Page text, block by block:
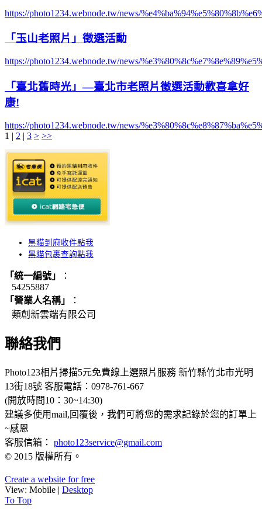
https://photo1234.webnode.tw/news/
「玉山老照片」徵選活動
https://photo1234.webnode.tw/news/
「臺北舊時光」—臺北市老照片徵選活動歡喜拿好
康!
https://photo1234.webnode.tw/news/
1 | 2 | 3 > >>
黑貓到府收件點我
黑貓包裹查詢點我
「統一編號」
：
54255887
「營業人名稱」
：
類創新雲端有限公司
聯絡我們
Photo123相片掃描5元免費線上選照片服務 新竹縣竹北市光明
13街18號 客服電話：0978-761-667
(開放時間10：30~14:30)
建議多使用mail,回覆後，我們可將您的需求記錄於您的訂單上
~感恩
客服信箱： photo123service@gmail.com
© 2015 版權所有。
Create a website for free
View: Mobile | Desktop
To Top